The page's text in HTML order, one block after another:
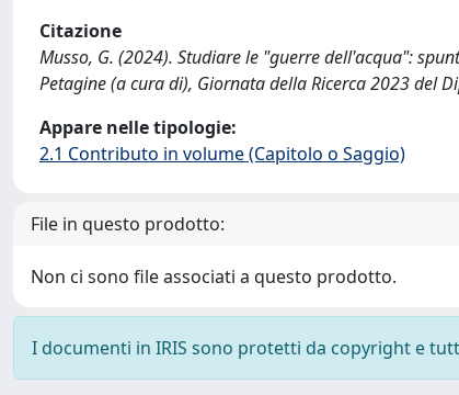
Citazione
Musso, G. (2024). Studiare le "guerre dell'acqua":
Petagine (a cura di), Giornata della Ricerca 2023 del
Appare nelle tipologie:
2.1 Contributo in volume (Capitolo o Saggio)
File in questo prodotto:
Non ci sono file associati a questo prodotto.
I documenti in IRIS sono protetti da copyright e